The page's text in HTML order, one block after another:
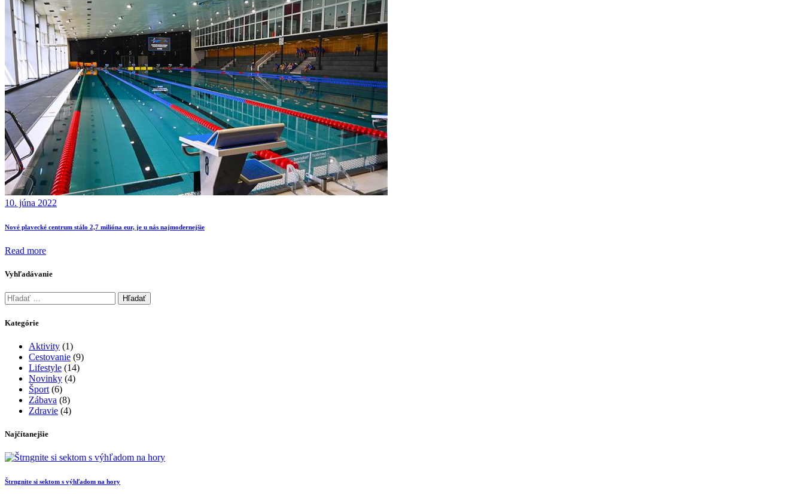
10. júna 2022
Nové plavecké centrum stálo 2,7 milióna eur, je u nás najmodernejšie
Read more
Vyhľadávanie
Hľadať:
Kategórie
Aktivity (1)
Cestovanie (9)
Lifestyle (14)
Novinky (4)
Šport (6)
Zábava (8)
Zdravie (4)
Najčítanejšie
Štrngnite si sektom s výhľadom na hory